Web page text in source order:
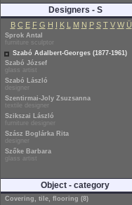
Designers - S
B C E F G H I K L M N P S T V W Ü
Sprok Antal
furniture sculptor
Szabó Adalbert-Georges (1877-1961)
Szabó József
glass artist
Szabó László
designer
Szentirmai-Joly Zsuzsanna
textile designer
Szikszai László
furniture designer
Szász Boglárka Rita
designer
Szőke Barbara
glass artist
Object - category
Covering, tile, flooring (8)